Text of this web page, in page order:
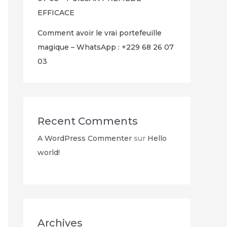
EFFICACE
Comment avoir le vrai portefeuille
magique – WhatsApp : +229 68 26 07
03
Recent Comments
A WordPress Commenter sur Hello
world!
Archives